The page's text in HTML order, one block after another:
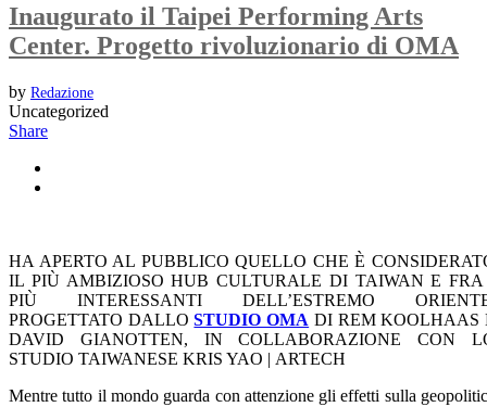
Inaugurato il Taipei Performing Arts
Center. Progetto rivoluzionario di OMA
by Redazione
Uncategorized
Share
HA APERTO AL PUBBLICO QUELLO CHE È
IL PIÙ AMBIZIOSO HUB CULTURALE DI TAIWAN E
PIÙ INTERESSANTI DELL’ESTREMO
PROGETTATO DALLOSTUDIO OMA DI REM KOOLHAAS
DAVID GIANOTTEN, IN COLLABORAZIONE CON
STUDIO TAIWANESE KRIS YAO | ARTECH
Mentre tutto il mondo guarda con attenzione gli effetti sulla